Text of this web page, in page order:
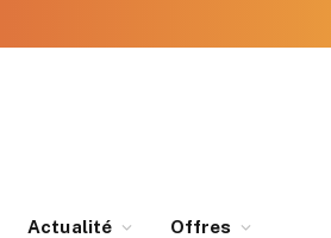
Actualité Offres